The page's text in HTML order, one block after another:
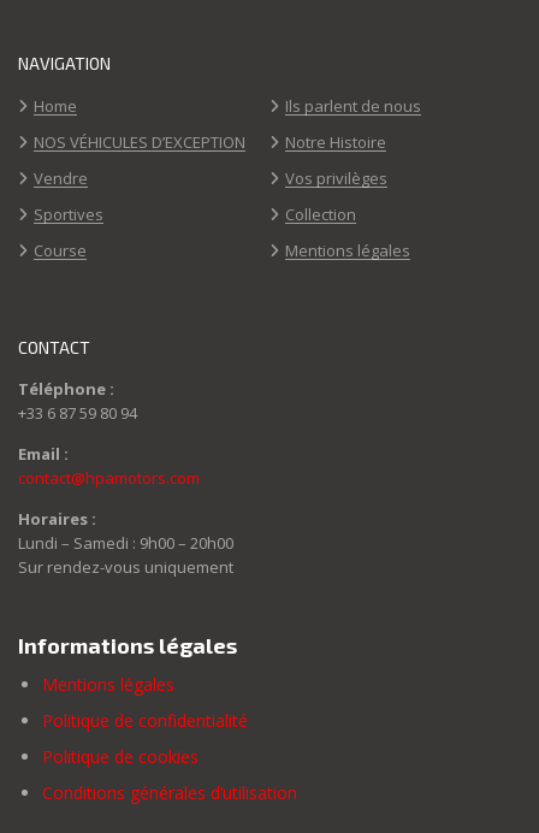
NAVIGATION
Home
Ils parlent de nous
NOS VÉHICULES D’EXCEPTION
Notre Histoire
Vendre
Vos privilèges
Sportives
Collection
Course
Mentions légales
CONTACT
Téléphone :
+33 6 87 59 80 94
Email :
contact@hpamotors.com
Horaires :
Lundi – Samedi : 9h00 – 20h00
Sur rendez-vous uniquement
Informations légales
Mentions légales
Politique de confidentialité
Politique de cookies
Conditions générales d’utilisation